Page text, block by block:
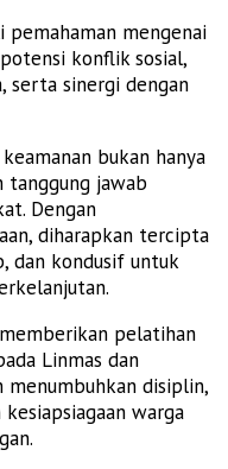
mengenai
konflik sosial,
serta sinergi dengan
bukan hanya
tanggung jawab
Dengan
diharapkan tercipta
dan kondusif untuk
pelatihan
Linmas dan
menumbuhkan disiplin,
warga